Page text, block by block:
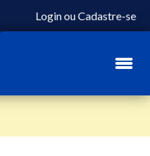
LoginouCadastre-se